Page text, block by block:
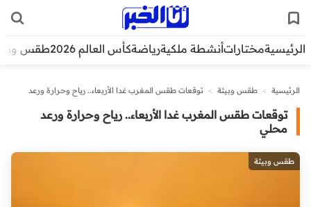
الرئيسيةمختاراتأنشطة ملكيةرياضةكأس العالم 2026 طقس
الرئيسية > طقس وبيئة >
توقعات طقس المغرب غدا الأربعاء.. رياح وحرارة ورعد
توقعات طقس المغرب غدا الأربعاء.. رياح وحرارة ورعد
محلي
طقس وبيئة